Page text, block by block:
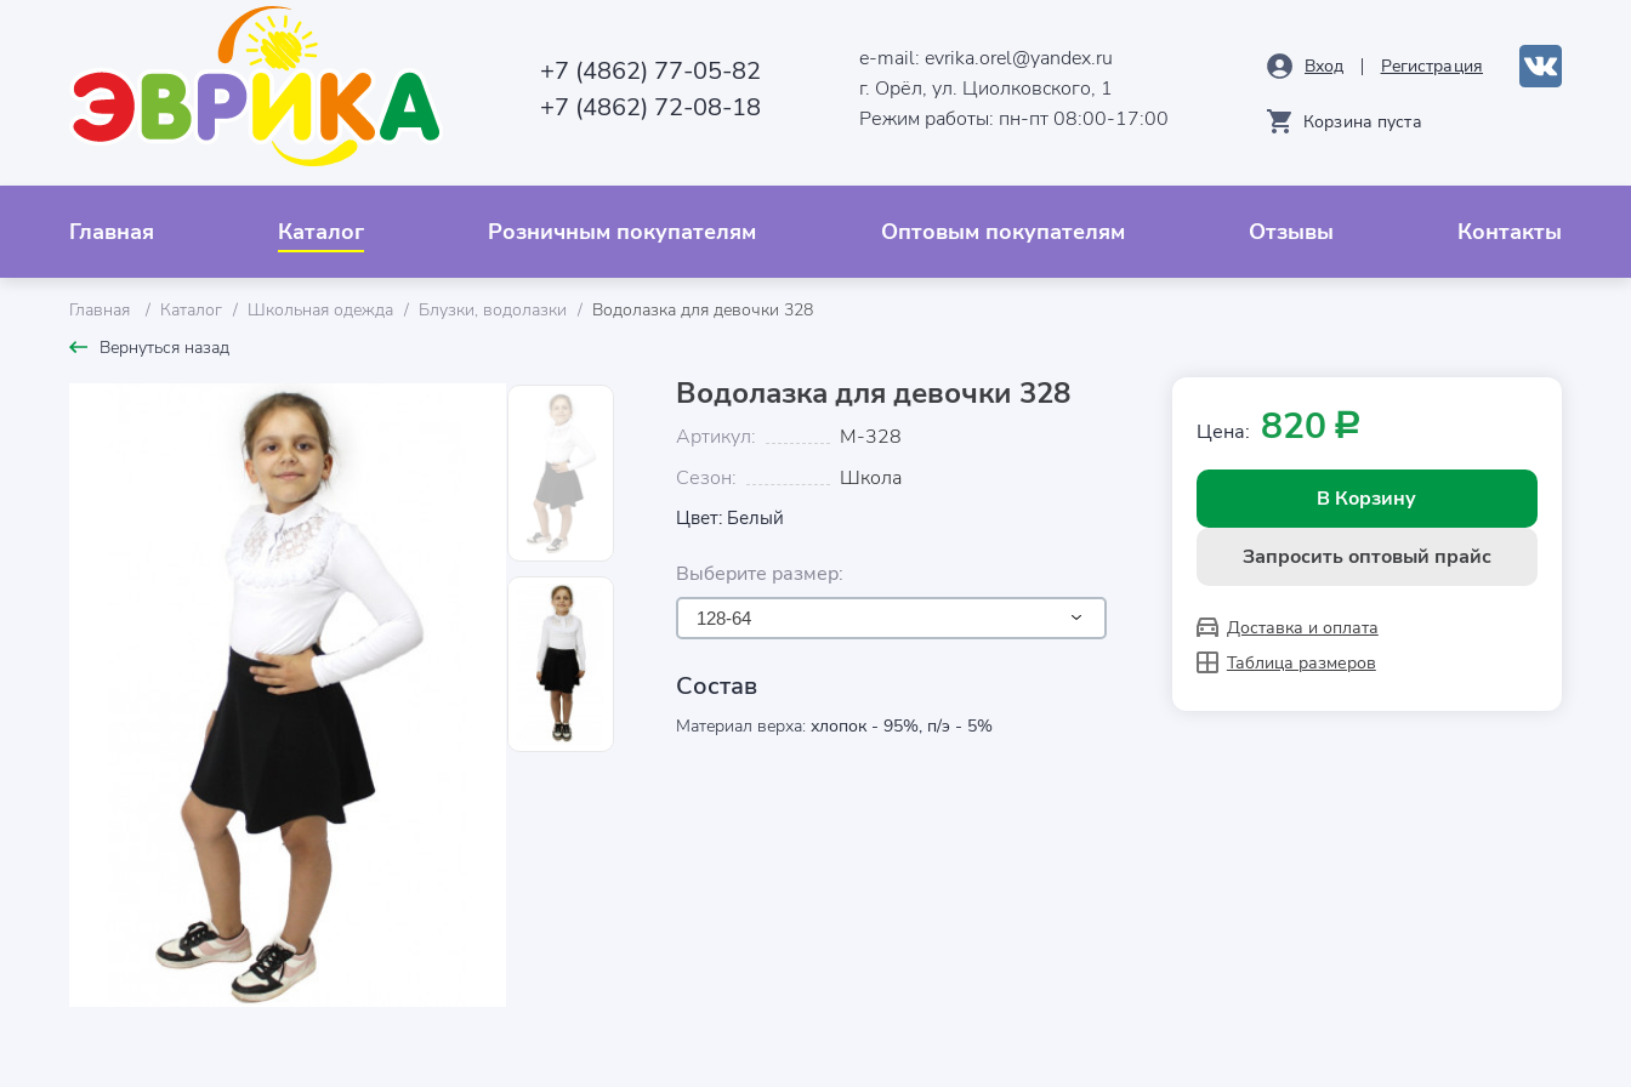
+7 (4862) 77-05-82
+7 (4862) 72-08-18
e-mail:evrika.orel@yandex.ru
г. Орёл, ул. Циолковского, 1
Режим работы: пн-пт 08:00-17:00
Вход Рeгистрация
Корзина пуста
Главная Каталог Розничным покупателям Оптовым покупателям Отзывы Контакты
Главная Каталог Школьная одежда Блузки, водолазки
Водолазка для девочки 328
Вернуться назад
Водолазка для девочки 328
Артикул:
М-328
Сезон:
Школа
Цвет: Белый
Выберите размер:
128-64
Состав
Материал верха: хлопок - 95%, п/э - 5%
Цена: 820 Р
В Корзину
Запросить оптовый прайс
Доставка и оплата
Таблица размеров